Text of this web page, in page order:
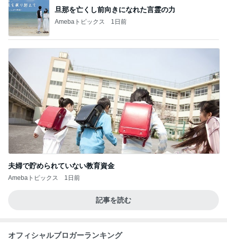
旦那を亡くし前向きになれた言霊の力
Amebaトピックス 1日前
夫婦で貯められていない教育資金
Amebaトピックス 1日前
記事を読む
オフィシャルブロガーランキング